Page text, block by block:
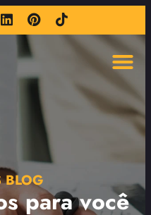
BLOG
para você